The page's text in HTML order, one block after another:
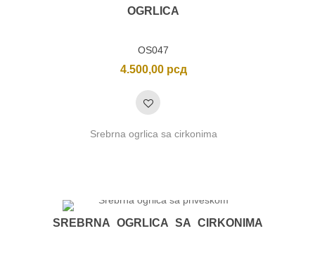
OGRLICA
OS047
4.500,00 рсд
Srebrna ogrlica sa cirkonima
SREBRNA OGRLICA SA CIRKONIMA